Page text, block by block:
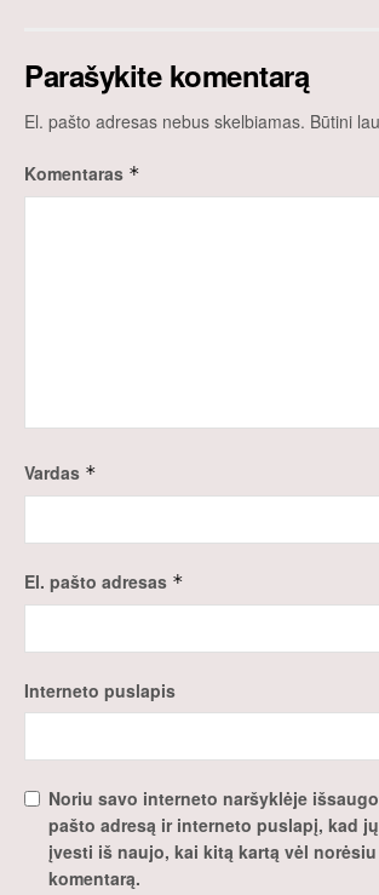
Parašykite komentarą
El. pašto adresas nebus skelbiamas. Būtini
Komentaras *
Vardas *
El. pašto adresas *
Interneto puslapis
Noriu savo interneto naršyklėje
pašto adresą ir interneto puslapį, kad
įvesti iš naujo, kai kitą kartą vėl
komentarą.